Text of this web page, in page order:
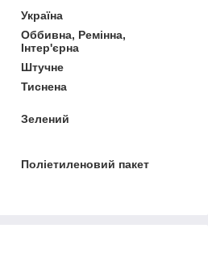
Україна
Оббивна, Ремінна,
Інтер'єрна
Штучне
Тиснена
Зелений
Поліетиленовий пакет